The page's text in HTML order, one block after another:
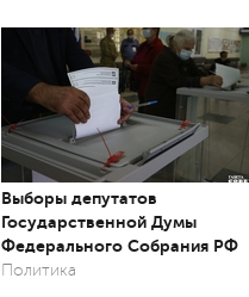
Выборы депутатов
Государственной Думы
Федерального Собрания РФ
Политика